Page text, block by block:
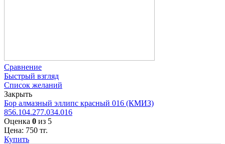
Сравнение
Быстрый взгляд
Список желаний
Закрыть
Бор алмазный эллипс красный 016 (КМИЗ)
856.104.277.034.016
Оценка 0 из 5
Цена: 750 тг.
Купить